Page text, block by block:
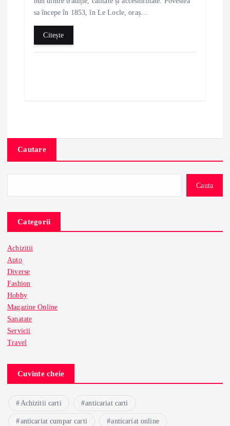
sa începe în 1853, în Le Locle, oraș…
Citește
Cautare
Cauta
Categorii
Achizitii
Auto
Diverse
Fashion
Hobby
Magazine Online
Sanatate
Servicii
Travel
Cuvinte cheie
Achizitii carti anticariat carti
anticariat cumpar carti anticariat online